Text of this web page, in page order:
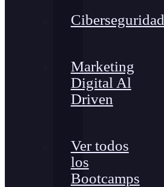
Ciberseguridad
Marketing
Digital Al
Driven
Ver todos
los
Bootcamps